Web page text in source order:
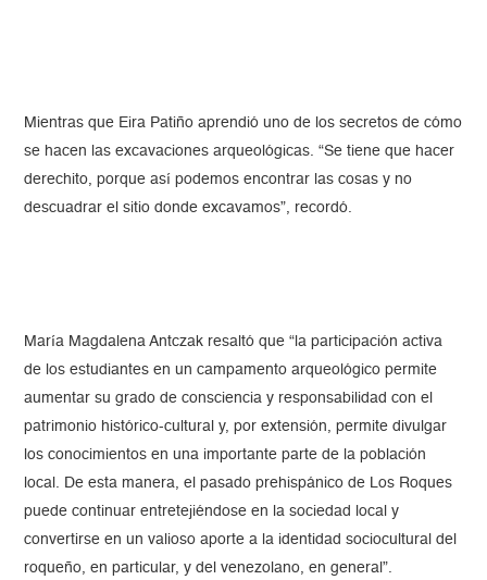
Mientras que Eira Patiño aprendió uno de los secretos de cómo
se hacen las excavaciones arqueológicas. “Se tiene que hacer
derechito, porque así podemos encontrar las cosas y no
descuadrar el sitio donde excavamos”, recordó.
María Magdalena Antczak resaltó que “la participación activa
de los estudiantes en un campamento arqueológico permite
aumentar su grado de consciencia y responsabilidad con el
patrimonio histórico-cultural y, por extensión, permite divulgar
los conocimientos en una importante parte de la población
local. De esta manera, el pasado prehispánico de Los Roques
puede continuar entretejiéndose en la sociedad local y
convertirse en un valioso aporte a la identidad sociocultural del
roqueño, en particular, y del venezolano, en general”.